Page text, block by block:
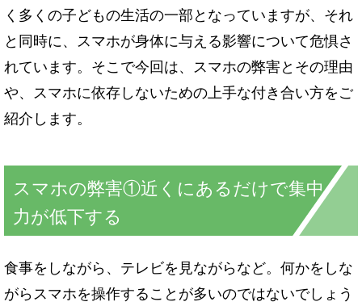
く多くの子どもの生活の一部となっていますが、それ
と同時に、スマホが身体に与える影響について危惧さ
れています。そこで今回は、スマホの弊害とその理由
や、スマホに依存しないための上手な付き合い方をご
紹介します。
スマホの弊害①近くにあるだけで集中
力が低下する
食事をしながら、テレビを見ながらなど。何かをしな
がらスマホを操作することが多いのではないでしょう